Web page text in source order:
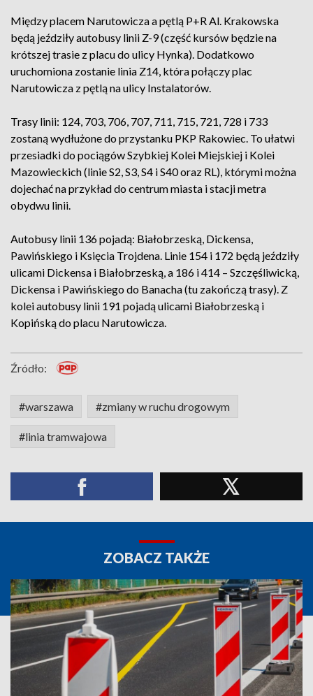
Między placem Narutowicza a pętlą P+R Al. Krakowska
będą jeździły autobusy linii Z-9 (część kursów będzie na
krótszej trasie z placu do ulicy Hynka). Dodatkowo
uruchomiona zostanie linia Z14, która połączy plac
Narutowicza z pętlą na ulicy Instalatorów.
Trasy linii: 124, 703, 706, 707, 711, 715, 721, 728 i 733
zostaną wydłużone do przystanku PKP Rakowiec. To ułatwi
przesiadki do pociągów Szybkiej Kolei Miejskiej i Kolei
Mazowieckich (linie S2, S3, S4 i S40 oraz RL), którymi można
dojechać na przykład do centrum miasta i stacji metra
obydwu linii.
Autobusy linii 136 pojadą: Białobrzeską, Dickensa,
Pawińskiego i Księcia Trojdena. Linie 154 i 172 będą jeździły
ulicami Dickensa i Białobrzeską, a 186 i 414 – Szczęśliwicką,
Dickensa i Pawińskiego do Banacha (tu zakończą trasy). Z
kolei autobusy linii 191 pojadą ulicami Białobrzeską i
Kopińską do placu Narutowicza.
Źródło:
#warszawa #zmiany w ruchu drogowym
#linia tramwajowa
ZOBACZ TAKŻE